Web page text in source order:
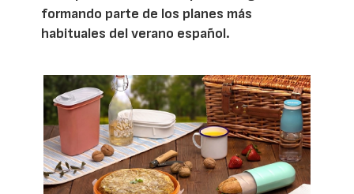
formando parte de los planes más
habituales del verano español.